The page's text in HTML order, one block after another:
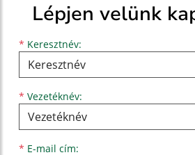
Lépjen velünk
* Keresztnév:
Keresztnév
* Vezetéknév:
Vezetéknév
* E-mail cím:
E-mail cím